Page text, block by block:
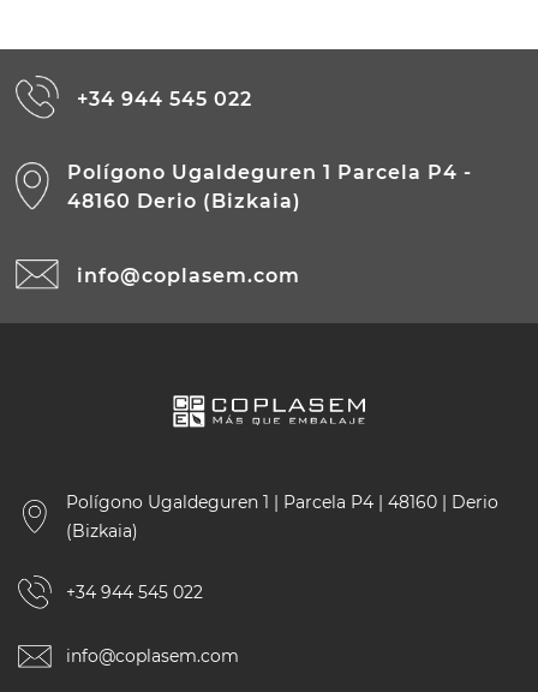
+34 944 545 022
Polígono Ugaldeguren 1 Parcela P4 -
48160 Derio (Bizkaia)
info@coplasem.com
Polígono Ugaldeguren 1 | Parcela P4 | 48160 | Derio
(Bizkaia)
+34 944 545 022
info@coplasem.com